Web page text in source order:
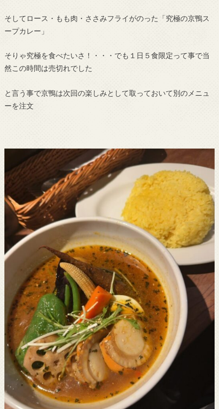
そしてロース・もも肉・ささみフライがのった「究極の京鴨ス
ープカレー」
そりゃ究極を食べたいさ！・・・でも１日５食限定って事で当
然この時間は売切れでした
と言う事で京鴨は次回の楽しみとして取っておいて別のメニュ
ーを注文